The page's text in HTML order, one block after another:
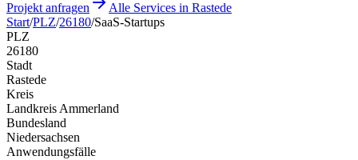
Projekt anfragen
Alle Services in Rastede
Start/PLZ/26180/SaaS-Startups
PLZ
26180
Stadt
Rastede
Kreis
Landkreis Ammerland
Bundesland
Niedersachsen
Anwendungsfälle